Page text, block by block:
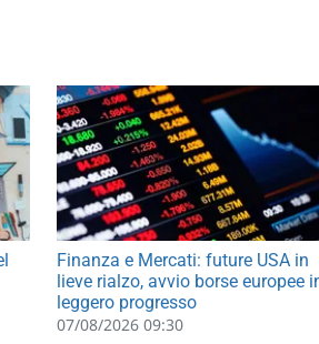
Finanza e Mercati: future USA in
lieve rialzo, avvio borse europee
leggero progresso
07/08/2026 09:30